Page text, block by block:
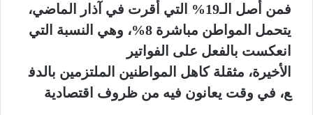
فمن أصل الـ19% التي أُقرت في آذار الماضي،
يتحمل المواطن مباشرة 8%، وهي النسبة التي
انعكست بالفعل على الفواتير
الأخيرة، مثقلةكاهل المواطنين الملتزمين بالدف
ع، في وقت يعانون فيه من ظروف اقتصادية